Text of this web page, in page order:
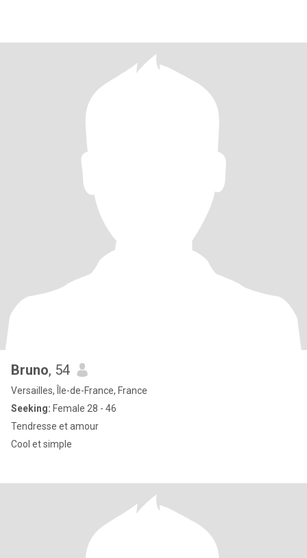
Bruno, 54
Versailles, Île-de-France, France
Seeking: Female 28 - 46
Tendresse et amour
Cool et simple